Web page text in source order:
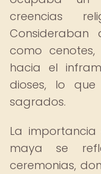
creencias
como
hacia el
dioses, lo
sagrados.
La
maya se
ceremonias,